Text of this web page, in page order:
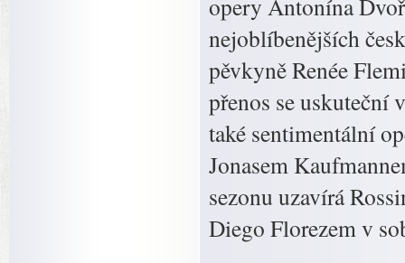
opery Antonína
nejoblíbenějších
pěvkyně Renée
přenos se uskuteční
také sentimentální
Jonasem
sezonu uzavírá
Diego Florezem v